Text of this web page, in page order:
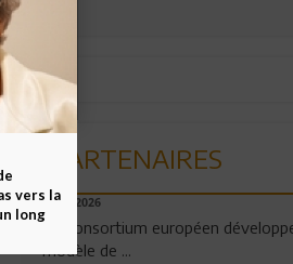
PARTENAIRES
06.08.2026
Un consortium européen
modèle de ...
vers la
long